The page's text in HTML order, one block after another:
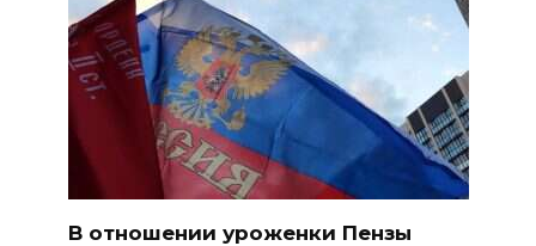
В отношении уроженки Пензы